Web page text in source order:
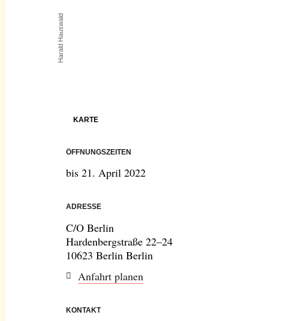
Harald Hauswald
KARTE
ÖFFNUNGSZEITEN
bis 21. April 2022
ADRESSE
C/O Berlin
Hardenbergstraße 22–24
10623 Berlin Berlin
Anfahrt planen
KONTAKT